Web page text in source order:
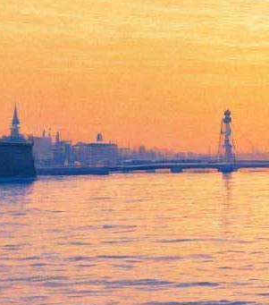
неброско и со